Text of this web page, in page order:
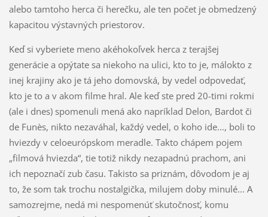
alebo tamtoho herca či herečku, ale ten počet je obmedzený
kapacitou výstavných priestorov.
Keď si vyberiete meno akéhokoľvek herca z terajšej
generácie a opýtate sa niekoho na ulici, kto to je, málokto z
inej krajiny ako je tá jeho domovská, by vedel odpovedať,
kto je to a v akom filme hral. Ale keď ste pred 20-timi rokmi
(ale i dnes) spomenuli mená ako napríklad Delon, Bardot či
de Funès, nikto nezaváhal, každý vedel, o koho ide..., boli to
hviezdy v celoeurópskom meradle. Takto chápem pojem
„filmová hviezda“, tie totiž nikdy nezapadnú prachom, ani
ich nepoznačí zub času. Takisto sa priznám, dôvodom je aj
to, že som tak trochu nostalgička, milujem doby minulé... A
samozrejme, nedá mi nespomenúť skutočnosť, komu